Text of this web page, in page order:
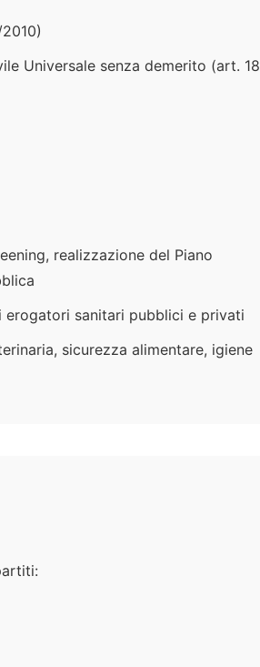
Universale senza demerito (art. 18
realizzazione del Piano
sanitari pubblici e privati
sicurezza alimentare, igiene